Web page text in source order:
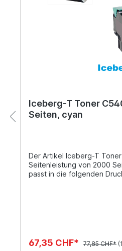
Iceberg-T Toner
Seiten, cyan
Der Artikel Iceberg-T
Seitenleistung von 2000
passt in die folgenden
67,35 CHF* 77,85 CHF*